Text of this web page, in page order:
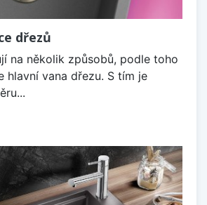
dřezů
na několik způsobů, podle toho
hlavní vana dřezu. S tím je